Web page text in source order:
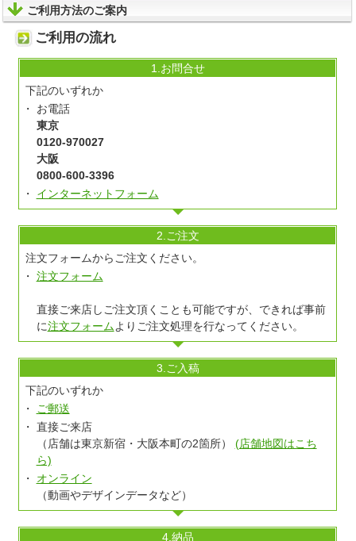
ご利用方法のご案内
ご利用の流れ
1.お問合せ
下記のいずれか
お電話
東京
0120-970027
大阪
0800-600-3396
インターネットフォーム
2.ご注文
注文フォームからご注文ください。
注文フォーム
直接ご来店しご注文頂くことも可能ですが、できれば事前
に注文フォームよりご注文処理を行なってください。
3.ご入稿
下記のいずれか
ご郵送
直接ご来店
（店舗は東京新宿・大阪本町の2箇所） (店舗地図はこち
ら)
オンライン
（動画やデザインデータなど）
4.納品